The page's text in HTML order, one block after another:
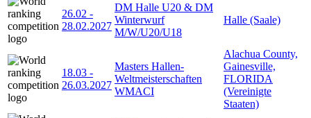
26.02 -
28.02.2027
DM Halle U20 & DM
Winterwurf
M/W/U20/U18
Halle (Saale)
18.03 -
26.03.2027
Masters Hallen-
Weltmeisterschaften
WMACI
Alachua County,
Gainesville,
FLORIDA
(Vereinigte
Staaten)